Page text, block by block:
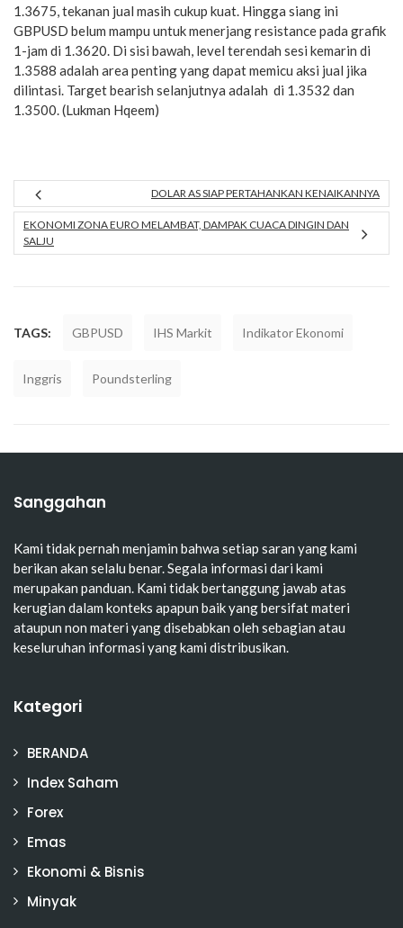
1.3675, tekanan jual masih cukup kuat. Hingga siang ini
GBPUSD belum mampu untuk menerjang resistance pada grafik
1-jam di 1.3620. Di sisi bawah, level terendah sesi kemarin di
1.3588 adalah area penting yang dapat memicu aksi jual jika
dilintasi. Target bearish selanjutnya adalah di 1.3532 dan
1.3500. (Lukman Hqeem)
DOLAR AS SIAP PERTAHANKAN KENAIKANNYA
EKONOMI ZONA EURO MELAMBAT, DAMPAK CUACA DINGIN DAN
SALJU
TAGS: GBPUSD IHS Markit Indikator Ekonomi
Inggris Poundsterling
Sanggahan
Kami tidak pernah menjamin bahwa setiap saran yang kami
berikan akan selalu benar. Segala informasi dari kami
merupakan panduan. Kami tidak bertanggung jawab atas
kerugian dalam konteks apapun baik yang bersifat materi
ataupun non materi yang disebabkan oleh sebagian atau
keseluruhan informasi yang kami distribusikan.
Kategori
BERANDA
Index Saham
Forex
Emas
Ekonomi & Bisnis
Minyak